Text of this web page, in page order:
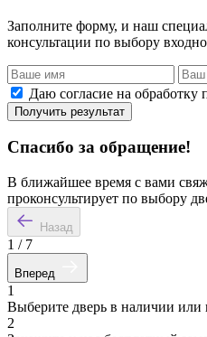
Заполните форму, и наш
консультации по выбору
Даю согласие на
Получить результат
Спасибо за обращение!
В ближайшее время с вами
проконсультирует по выбору
Назад
1 / 7
Вперед
1
Выберите дверь в наличии или
2